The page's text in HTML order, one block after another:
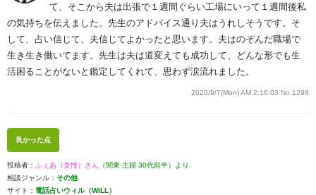
て、そこから夫は出張で１週間ぐらい工場にいって１週間後私
の気持ちを伝えました。先生のアドバイス通り夫はうれしそうです。そ
して、占い信じて、夫信じてよかったと思います。夫はのぞんだ職場で
生き生き働いてます。先生は夫は道変えても成功して、どんな形でも生
活困ることがないと鑑定してくれて、思わず涙流れました。
2020/9/7(Mon) AM 2:16:03 No:1298
良かった点
投稿者： ふぇあ（女性）さん （関東 主婦 30代前半）より
相談ジャンル： その他
サイト： 電話占いウィル（WILL）